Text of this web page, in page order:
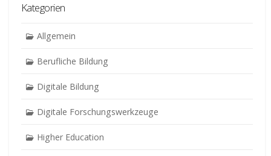
Kategorien
Allgemein
Berufliche Bildung
Digitale Bildung
Digitale Forschungswerkzeuge
Higher Education